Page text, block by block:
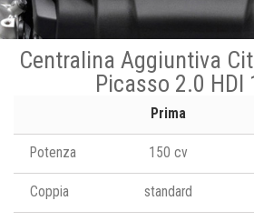
Centralina Aggiuntiva
Picasso 2.0 HDI
Prima
Potenza 150 cv
Coppia standard